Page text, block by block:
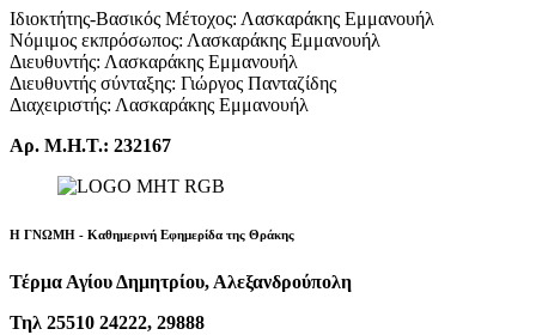
Ιδιοκτήτης-Βασικός Μέτοχος: Λασκαράκης Εμμανουήλ
Νόμιμος εκπρόσωπος: Λασκαράκης Εμμανουήλ
Διευθυντής: Λασκαράκης Εμμανουήλ
Διευθυντής σύνταξης: Γιώργος Πανταζίδης
Διαχειριστής: Λασκαράκης Εμμανουήλ
Αρ. Μ.Η.Τ.: 232167
Η ΓΝΩΜΗ - Καθημερινή Εφημερίδα της Θράκης
Τέρμα Αγίου Δημητρίου, Αλεξανδρούπολη
Τηλ 25510 24222, 29888